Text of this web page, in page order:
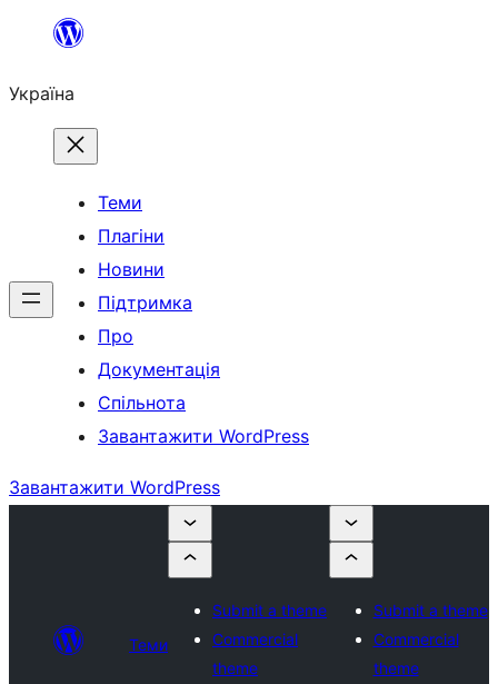
Перейти
вмісту
Україна
Теми
Плагіни
Новини
Підтримка
Про
Документація
Спільнота
Завантажити WordPress
Завантажити WordPress
Теми
Submit a theme
Commercial
theme
Submit a theme
Commercial
theme